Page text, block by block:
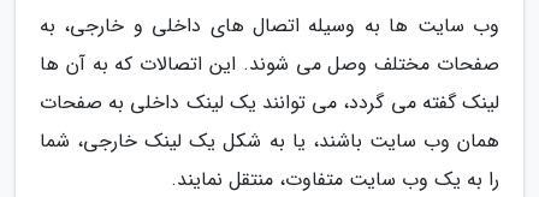
وب سایت ها به وسیله اتصال های داخلی و خارجی، به
صفحات مختلف وصل می شوند. این اتصالات که به آن ها
لینک گفته می گردد، می توانند یک لینک داخلی به صفحات
همان وب سایت باشند، یا به شکل یک لینک خارجی، شما
را به یک وب سایت متفاوت، منتقل نمایند.